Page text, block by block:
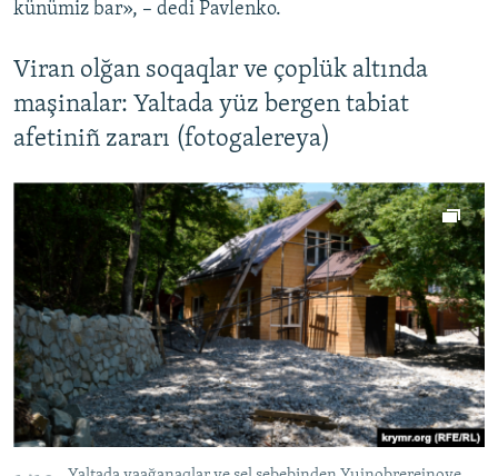
künümiz bar», – dedi Pavlenko.
Viran olğan soqaqlar ve çoplük altında
maşinalar: Yaltada yüz bergen tabiat
afetiniñ zararı (fotogalereya)